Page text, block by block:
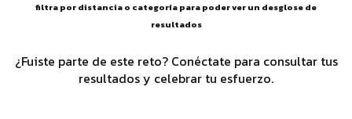
filtra por distancia o categoría para poder ver un desglose de
resultados
¿Fuiste parte de este reto? Conéctate para consultar tus
resultados y celebrar tu esfuerzo.